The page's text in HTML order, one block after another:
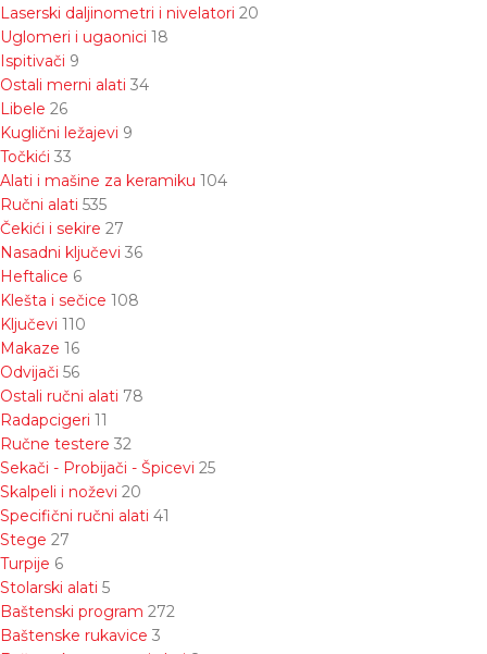
Laserski daljinometri i nivelatori 20
Uglomeri i ugaonici 18
Ispitivači 9
Ostali merni alati 34
Libele 26
Kuglični ležajevi 9
Točkići 33
Alati i mašine za keramiku 104
Ručni alati 535
Čekići i sekire 27
Nasadni ključevi 36
Heftalice 6
Klešta i sečice 108
Ključevi 110
Makaze 16
Odvijači 56
Ostali ručni alati 78
Radapcigeri 11
Ručne testere 32
Sekači - Probijači - Špicevi 25
Skalpeli i noževi 20
Specifični ručni alati 41
Stege 27
Turpije 6
Stolarski alati 5
Baštenski program 272
Baštenske rukavice 3